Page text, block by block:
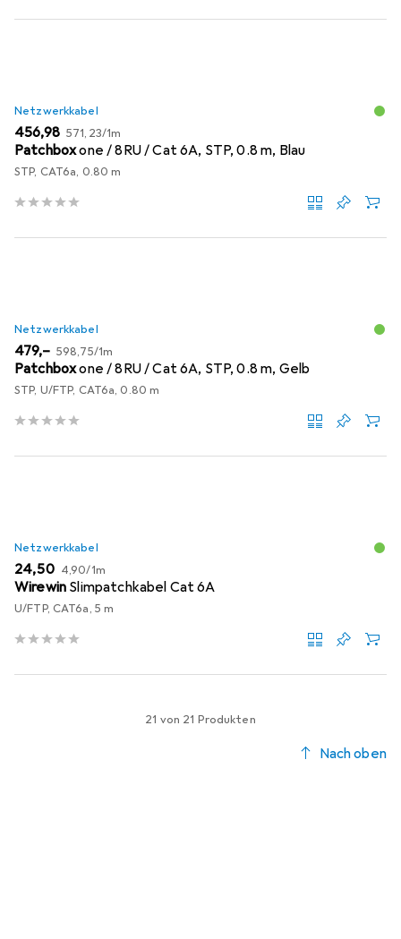
Netzwerkkabel
EUR
456,98 EUR
571,23/1m
Patchboxone / 8RU / Cat 6A, STP, 0.8 m, Blau
STP, CAT6a, 0.80 m
Netzwerkkabel
EUR
479,– EUR
598,75/1m
Patchboxone / 8RU / Cat 6A, STP, 0.8 m, Gelb
STP, U/FTP, CAT6a, 0.80 m
Netzwerkkabel
EUR
24,50 EUR
4,90/1m
Wirewin Slimpatchkabel Cat 6A
U/FTP, CAT6a, 5 m
21 von 21 Produkten
Nach oben